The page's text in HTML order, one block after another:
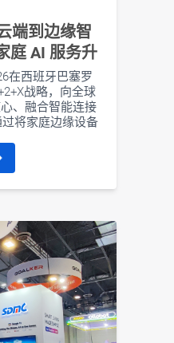
端到边缘智
庭 AI 服务升
在西班牙巴塞罗
战略，向全球
、融合智能连接
将家庭边缘设备
网络连接服务升
，实现可持续增